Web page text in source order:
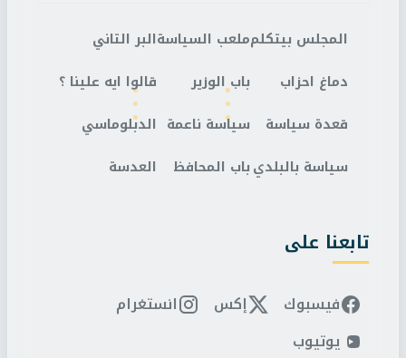
المجلس بيتكلم
دماغ احزاب
قعدة سياسة
سياسة بالبلدي
ملعب السياسة
باب الوزير
سياسة ناعمة
باب المحافظ
البر التاني
قالوا ايه علينا ؟
الدبلوماسي
العدسة
تابعنا على
فيسبوك إكس
انستغرام
يوتيوب